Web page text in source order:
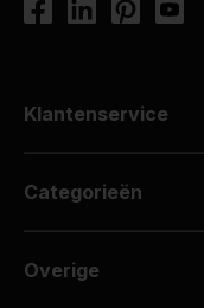
Klantenservice
Categorieën
Overige